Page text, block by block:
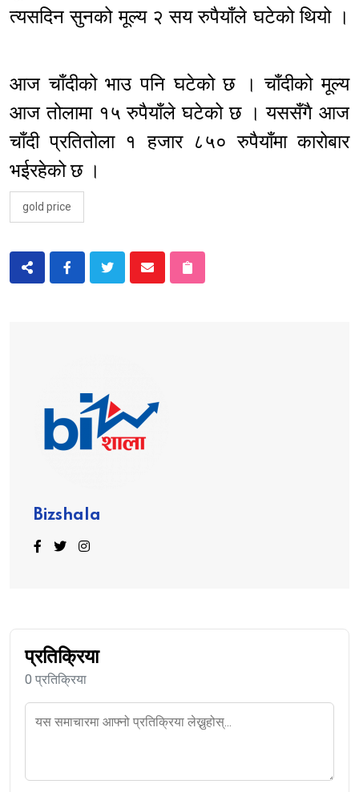
त्यसदिन सुनको मूल्य २ सय रुपैयाँले घटेको थियो ।
आज चाँदीको भाउ पनि घटेको छ । चाँदीको मूल्य
आज तोलामा १५ रुपैयाँले घटेको छ । यससँगै आज
चाँदी प्रतितोला १ हजार ८५० रुपैयाँमा कारोबार
भईरहेको छ ।
gold price
Bizshala
प्रतिक्रिया
0 प्रतिक्रिया